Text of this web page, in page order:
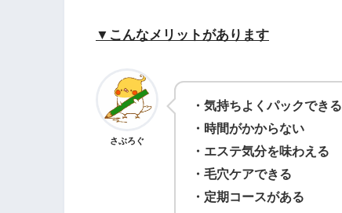
▼こんなメリットがあります
さぶろぐ
・気持ちよくパックできる
・時間がかからない
・エステ気分を味わえる
・毛穴ケアできる
・定期コースがある